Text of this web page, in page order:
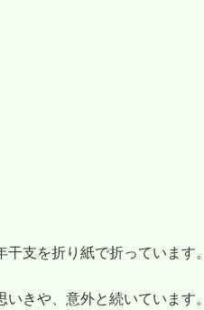
支を折り紙で折っています。
きや、意外と続いています。